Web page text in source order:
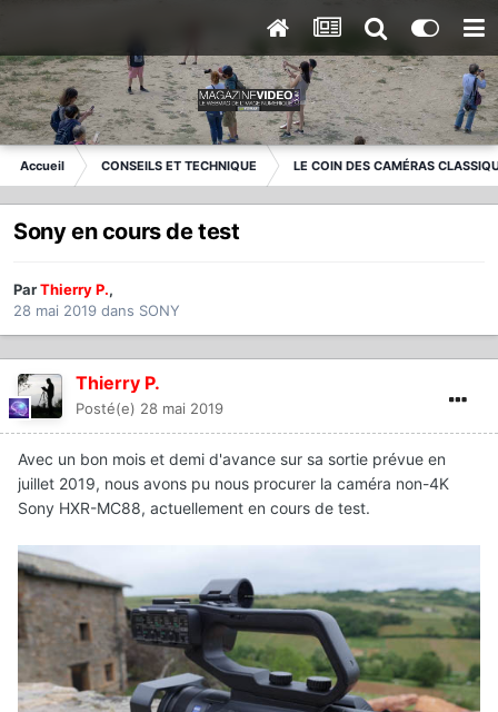
Accueil CONSEILS ET TECHNIQUE LE COIN DES CAMÉRAS
Sony en cours de test
ParThierry P.,
28 mai 2019 dans SONY
Thierry P.
Posté(e) 28 mai 2019
Avec un bon mois et demi d'avance sur sa sortie prévue en
juillet 2019, nous avons pu nous procurer la caméra non-4K
Sony HXR-MC88, actuellement en cours de test.